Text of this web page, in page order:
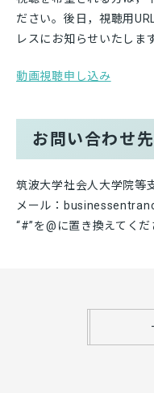
ださい。後日，視聴用
レスにお知らせいたします
動画視聴申し込み
お問い合わせ先
筑波大学社会人大学院等
メール：
“#”を@に置き換えてくだ